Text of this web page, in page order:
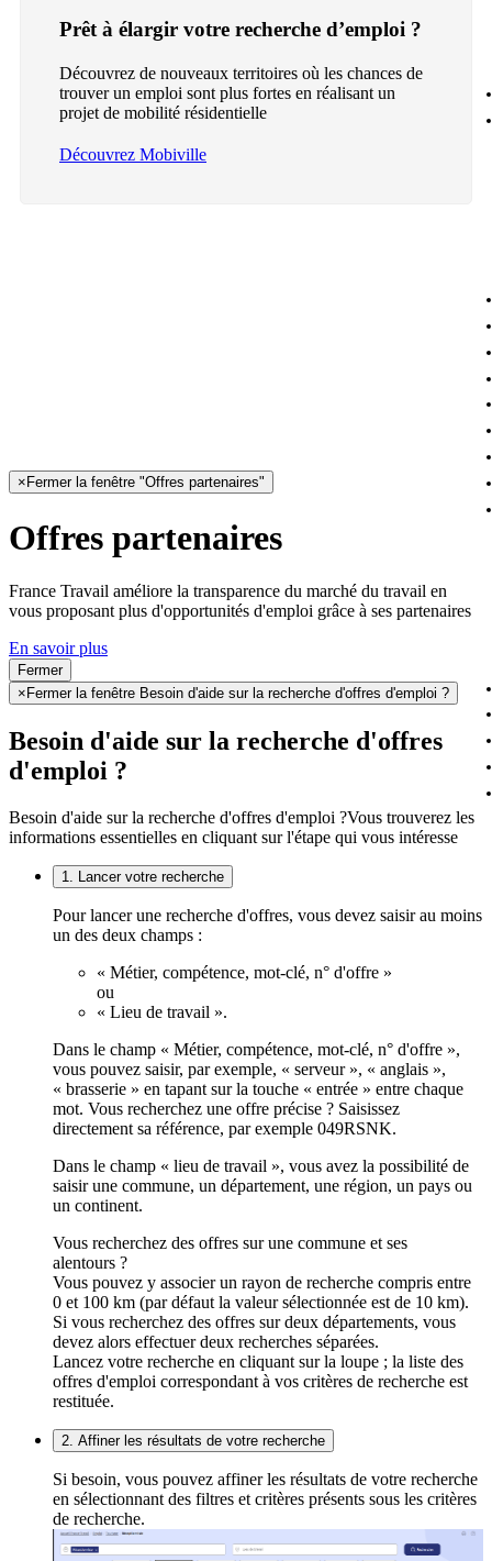
Prêt à élargir votre recherche d’emploi ?
Découvrez de nouveaux territoires où les chances de
trouver un emploi sont plus fortes en réalisant un
projet de mobilité résidentielle
Découvrez Mobiville
× Fermer la fenêtre "Offres partenaires"
Offres partenaires
France Travail améliore la transparence du marché du travail en
vous proposant plus d'opportunités d'emploi grâce à ses partenaires
En savoir plus
Fermer
× Fermer la fenêtre Besoin d'aide sur la recherche d'offres d'emploi ?
Besoin d'aide sur la recherche d'offres
d'emploi ?
Besoin d'aide sur la recherche d'offres d'emploi ?Vous trouverez les
informations essentielles en cliquant sur l'étape qui vous intéresse
1. Lancer votre recherche
Pour lancer une recherche d'offres, vous devez saisir au moins
un des deux champs :
« Métier, compétence, mot-clé, n° d'offre »
ou
« Lieu de travail ».
Dans le champ « Métier, compétence, mot-clé, n° d'offre »,
vous pouvez saisir, par exemple, « serveur », « anglais »,
« brasserie » en tapant sur la touche « entrée » entre chaque
mot. Vous recherchez une offre précise ? Saisissez
directement sa référence, par exemple 049RSNK.
Dans le champ « lieu de travail », vous avez la possibilité de
saisir une commune, un département, une région, un pays ou
un continent.
Vous recherchez des offres sur une commune et ses
alentours ?
Vous pouvez y associer un rayon de recherche compris entre
0 et 100 km (par défaut la valeur sélectionnée est de 10 km).
Si vous recherchez des offres sur deux départements, vous
devez alors effectuer deux recherches séparées.
Lancez votre recherche en cliquant sur la loupe ; la liste des
offres d'emploi correspondant à vos critères de recherche est
restituée.
2. Affiner les résultats de votre recherche
Si besoin, vous pouvez affiner les résultats de votre recherche
en sélectionnant des filtres et critères présents sous les critères
de recherche.